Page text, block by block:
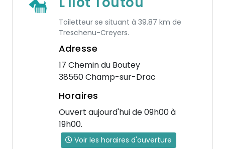
Toiletteur se situant à 39.87 km de
Treschenu-Creyers.
Adresse
17 Chemin du Boutey
38560 Champ-sur-Drac
Horaires
Ouvert aujourd'hui de 09h00 à
19h00.
Voir les horaires d'ouverture